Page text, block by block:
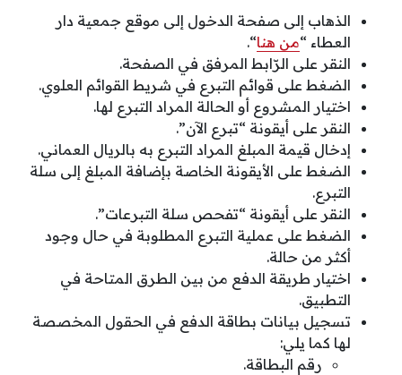
الذهاب إلى صفحة الدخول إلى موقع جمعية دار
العطاء “من هنا“.
النقر على الرّابط المرفق في الصفحة.
الضغط على قوائم التبرع في شريط القوائم العلوي.
اختيار المشروع أو الحالة المراد التبرع لها.
النقر على أيقونة “تبرع الآن”.
إدخال قيمة المبلغ المراد التبرع به بالريال العماني.
الضغط على الأيقونة الخاصة بإضافة المبلغ إلى سلة
التبرع.
النقر على أيقونة “تفحص سلة التبرعات”.
الضغط على عملية التبرع المطلوبة في حال وجود
أكثر من حالة.
اختيار طريقة الدفع من بين الطرق المتاحة في
التطبيق.
تسجيل بيانات بطاقة الدفع في الحقول المخصصة
لها كما يلي:
رقم البطاقة.